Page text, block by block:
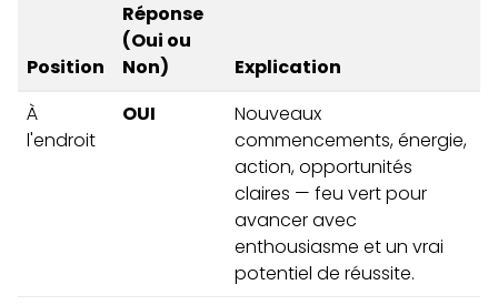
Position
Réponse
(Oui ou
Non)
Explication
À
l'endroit
OUI
Nouveaux
commencements, énergie,
action, opportunités
claires — feu vert pour
avancer avec
enthousiasme et un vrai
potentiel de réussite.